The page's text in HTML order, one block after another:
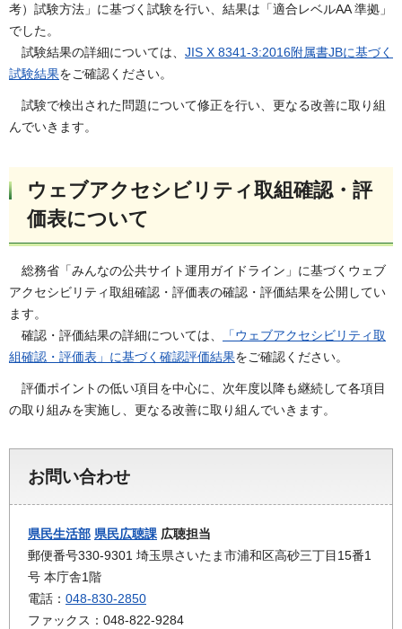
考）試験方法」に基づく試験を行い、結果は「適合レベルAA 準拠」
でした。
試験結果の詳細については、 JIS X 8341-3:2016附属書JBに基づく
試験結果をご確認ください。
試験で検出された問題について修正を行い、更なる改善に取り組
んでいきます。
ウェブアクセシビリティ取組確認・評
価表について
総務省「みんなの公共サイト運用ガイドライン」に基づくウェブ
アクセシビリティ取組確認・評価表の確認・評価結果を公開してい
ます。
確認・評価結果の詳細については、
「ウェブアクセシビリティ取
組確認・評価表」に基づく確認評価結果をご確認ください。
評価ポイントの低い項目を中心に、次年度以降も継続して各項目
の取り組みを実施し、更なる改善に取り組んでいきます。
お問い合わせ
県民生活部 県民広聴課 広聴担当
郵便番号330-9301 埼玉県さいたま市浦和区高砂三丁目15番1
号 本庁舎1階
電話： 048-830-2850
ファックス：048-822-9284